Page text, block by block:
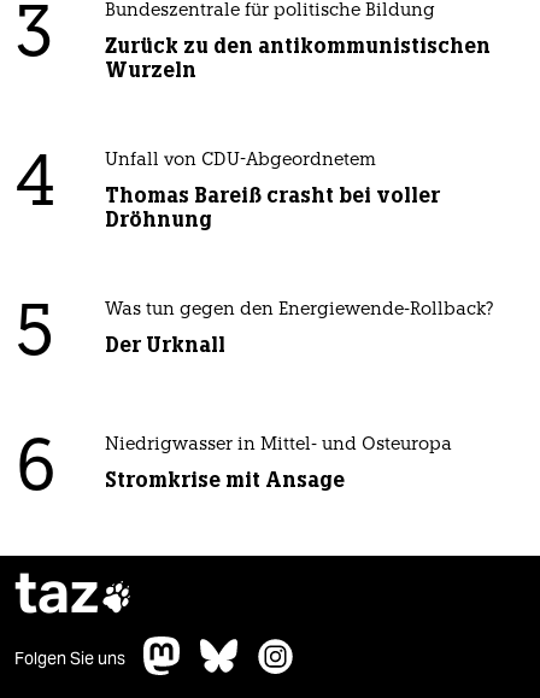
3 Bundeszentrale für politische Bildung
Zurück zu den antikommunistischen
Wurzeln
4 Unfall von CDU-Abgeordnetem
Thomas Bareiß crasht bei voller
Dröhnung
5 Was tun gegen den Energiewende-Rollback?
Der Urknall
6 Niedrigwasser in Mittel- und Osteuropa
Stromkrise mit Ansage
taz
Folgen Sie uns